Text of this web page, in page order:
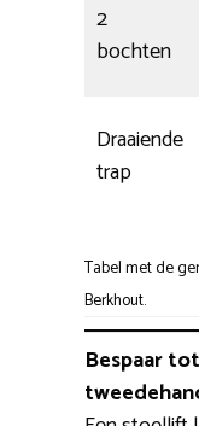
2
bochten
Draaiende
trap
Tabel met de
Berkhout.
Bespaar